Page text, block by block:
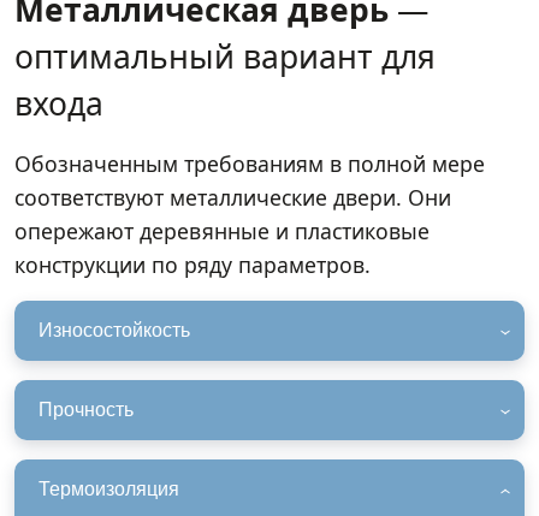
Металлическая дверь —
оптимальный вариант для
входа
Обозначенным требованиям в полной мере
соответствуют металлические двери. Они
опережают деревянные и пластиковые
конструкции по ряду параметров.
Износостойкость
Прочность
Термоизоляция